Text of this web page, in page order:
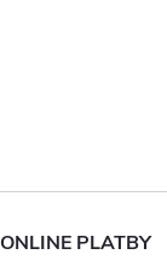
PLATBY